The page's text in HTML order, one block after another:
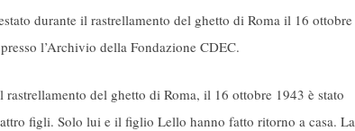
durante il rastrellamento del ghetto di Roma il 16 ottobre
l’Archivio della Fondazione CDEC.
del ghetto di Roma, il 16 ottobre 1943 è stato
figli. Solo lui e il figlio Lello hanno fatto ritorno a casa. La